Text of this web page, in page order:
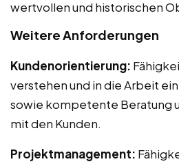
wertvollen und historischen
Weitere Anforderungen
Kundenorientierung:
verstehen und in die Arbeit
sowie kompetente Beratung
mit den Kunden.
Projektmanagement: